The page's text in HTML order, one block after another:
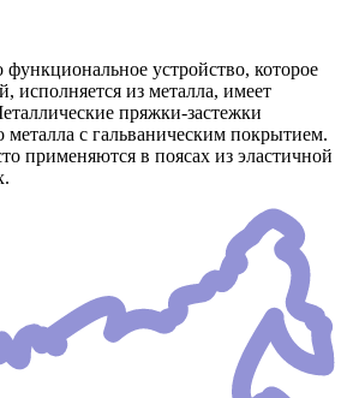
функциональное устройство, которое
исполняется из металла, имеет
пряжки-застежки
с гальваническим покрытием.
применяются в поясах из эластичной